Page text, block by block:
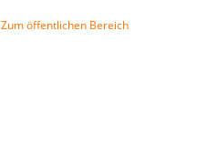
Zum öffentlichen Bereich